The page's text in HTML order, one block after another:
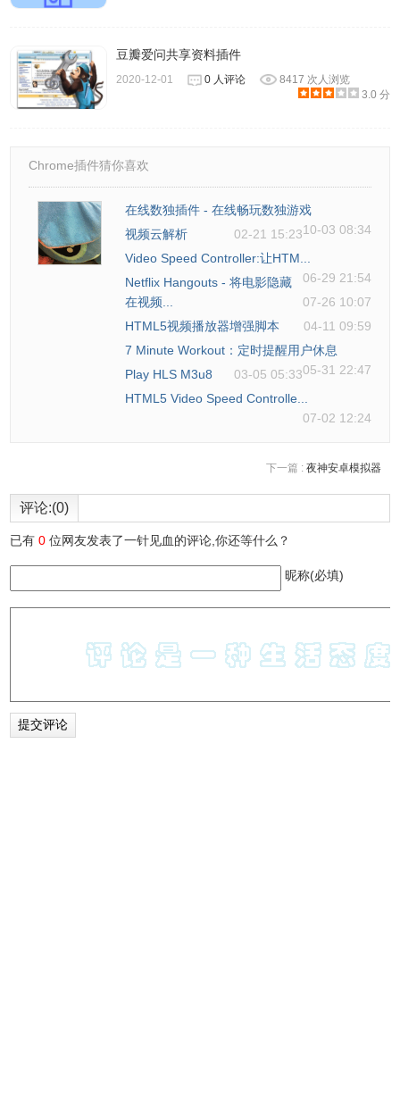
豆瓣爱问共享资料插件
2020-12-01 0 人评论
8417 次人浏览
3.0 分
Chrome插件猜你喜欢
在线数独插件 - 在线畅玩数独游戏
10-03 08:34
视频云解析
02-21 15:23
Video Speed Controller:让HTM...
06-29 21:54
Netflix Hangouts - 将电影隐藏
在视频...
07-26 10:07
HTML5视频播放器增强脚本
04-11 09:59
7 Minute Workout：定时提醒用户休息
05-31 22:47
Play HLS M3u8
03-05 05:33
HTML5 Video Speed Controlle...
07-02 12:24
下一篇 : 夜神安卓模拟器
评论:(0)
已有0 位网友发表了一针见血的评论,你还等什么？
昵称(必填)